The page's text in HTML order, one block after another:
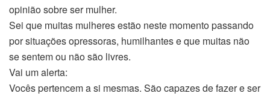
opinião sobre ser mulher.
Sei que muitas mulheres estão neste momento passando
por situações opressoras, humilhantes e que muitas não
se sentem ou não são livres.
Vai um alerta:
Vocês pertencem a si mesmas. São capazes de fazer e ser